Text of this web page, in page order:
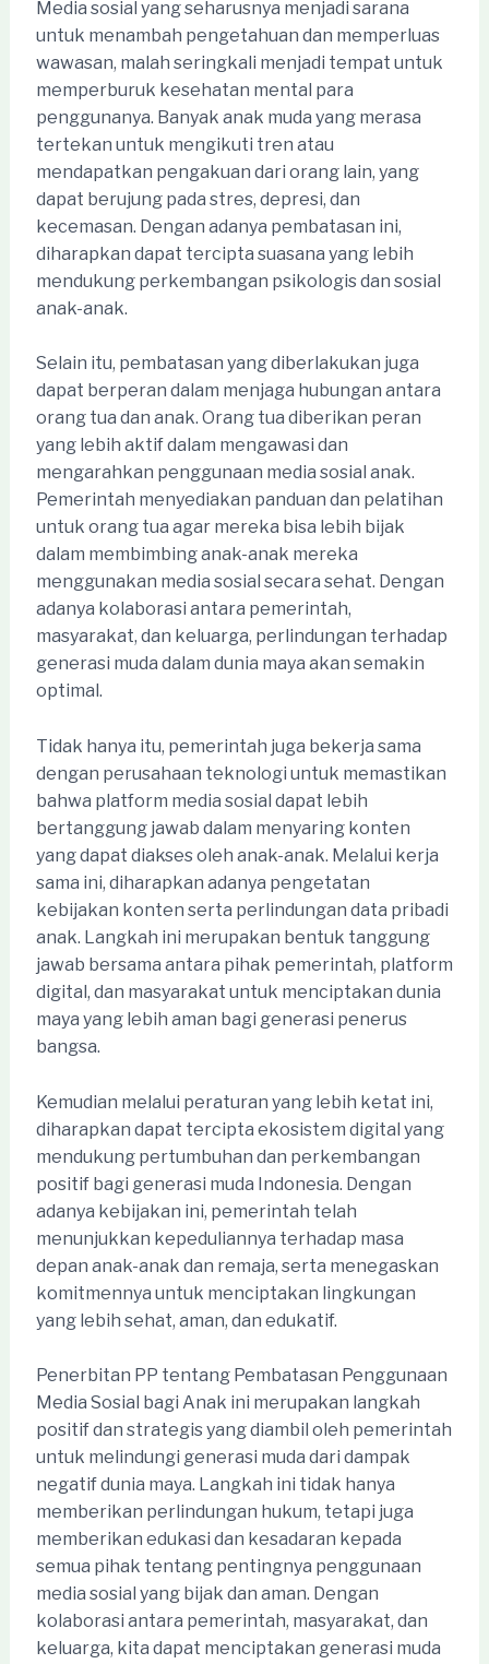
Media sosial yang seharusnya menjadi sarana
untuk menambah pengetahuan dan memperluas
wawasan, malah seringkali menjadi tempat untuk
memperburuk kesehatan mental para
penggunanya. Banyak anak muda yang merasa
tertekan untuk mengikuti tren atau
mendapatkan pengakuan dari orang lain, yang
dapat berujung pada stres, depresi, dan
kecemasan. Dengan adanya pembatasan ini,
diharapkan dapat tercipta suasana yang lebih
mendukung perkembangan psikologis dan sosial
anak-anak.
Selain itu, pembatasan yang diberlakukan juga
dapat berperan dalam menjaga hubungan antara
orang tua dan anak. Orang tua diberikan peran
yang lebih aktif dalam mengawasi dan
mengarahkan penggunaan media sosial anak.
Pemerintah menyediakan panduan dan pelatihan
untuk orang tua agar mereka bisa lebih bijak
dalam membimbing anak-anak mereka
menggunakan media sosial secara sehat. Dengan
adanya kolaborasi antara pemerintah,
masyarakat, dan keluarga, perlindungan terhadap
generasi muda dalam dunia maya akan semakin
optimal.
Tidak hanya itu, pemerintah juga bekerja sama
dengan perusahaan teknologi untuk memastikan
bahwa platform media sosial dapat lebih
bertanggung jawab dalam menyaring konten
yang dapat diakses oleh anak-anak. Melalui kerja
sama ini, diharapkan adanya pengetatan
kebijakan konten serta perlindungan data pribadi
anak. Langkah ini merupakan bentuk tanggung
jawab bersama antara pihak pemerintah, platform
digital, dan masyarakat untuk menciptakan dunia
maya yang lebih aman bagi generasi penerus
bangsa.
Kemudian melalui peraturan yang lebih ketat ini,
diharapkan dapat tercipta ekosistem digital yang
mendukung pertumbuhan dan perkembangan
positif bagi generasi muda Indonesia. Dengan
adanya kebijakan ini, pemerintah telah
menunjukkan kepeduliannya terhadap masa
depan anak-anak dan remaja, serta menegaskan
komitmennya untuk menciptakan lingkungan
yang lebih sehat, aman, dan edukatif.
Penerbitan PP tentang Pembatasan Penggunaan
Media Sosial bagi Anak ini merupakan langkah
positif dan strategis yang diambil oleh pemerintah
untuk melindungi generasi muda dari dampak
negatif dunia maya. Langkah ini tidak hanya
memberikan perlindungan hukum, tetapi juga
memberikan edukasi dan kesadaran kepada
semua pihak tentang pentingnya penggunaan
media sosial yang bijak dan aman. Dengan
kolaborasi antara pemerintah, masyarakat, dan
keluarga, kita dapat menciptakan generasi muda